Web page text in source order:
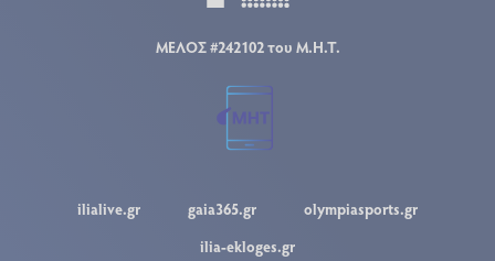
ΜΕΛΟΣ #242102 του Μ.Η.Τ.
ilialive.gr gaia365.gr
olympiasports.gr
ilia-ekloges.gr